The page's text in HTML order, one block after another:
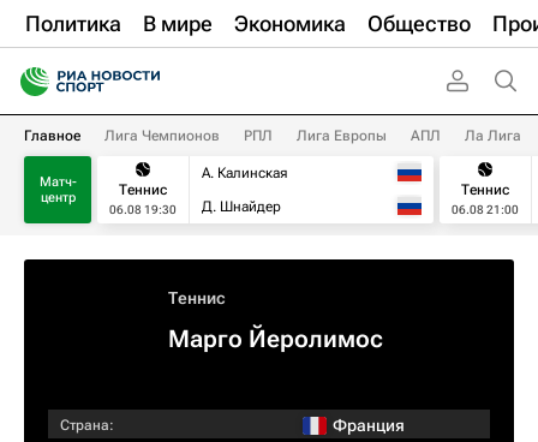
Политика В мире Экономика Общество
Главное Лига Чемпионов РПЛ Лига Европы АПЛ Ла Лига
Матч-
центр
Теннис
06.08 19:30
А. Калинская
Д. Шнайдер
Теннис
06.08 21:00
Теннис
Марго Йеролимос
Страна: Франция